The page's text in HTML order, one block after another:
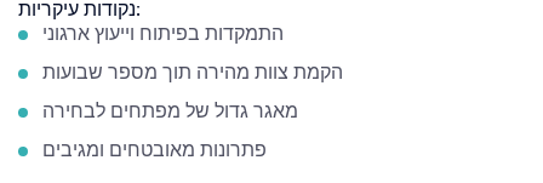
נקודות עיקריות:
התמקדות בפיתוח וייעוץ ארגוני
הקמת צוות מהירה תוך מספר שבועות
מאגר גדול של מפתחים לבחירה
פתרונות מאובטחים ומגיבים